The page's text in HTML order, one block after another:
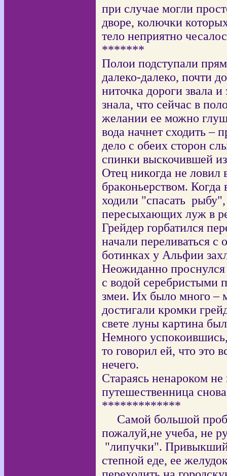
при случае могли
дворе, колючки
тело неприятно
*******
Полои подступали
далеко-далеко, почти
ниточка дороги звала
знала, что сейчас в
желании ее можно
вода начнет сходить –
дело с обеих сторон
спинки выскочившей
Отец никогда не ловил
браконьерством. Когда
ходили "спасать рыбу",
пересыхающих луж в
Грейдер горбатился
начали переливаться
ботинках у Альфии
Неожиданно проснулся
с водой серебристыми
змеи. Их было много –
достигали кромки
свете луны картина
Немного
то говорил ей, что это
нечего.
Стараясь ненароком
путешественница
*************
Самой большой
пожалуй,не учеба, не
"липучки". Привыкший
степной еде, ее